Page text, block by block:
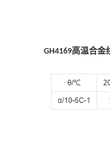
GH4169高温合金